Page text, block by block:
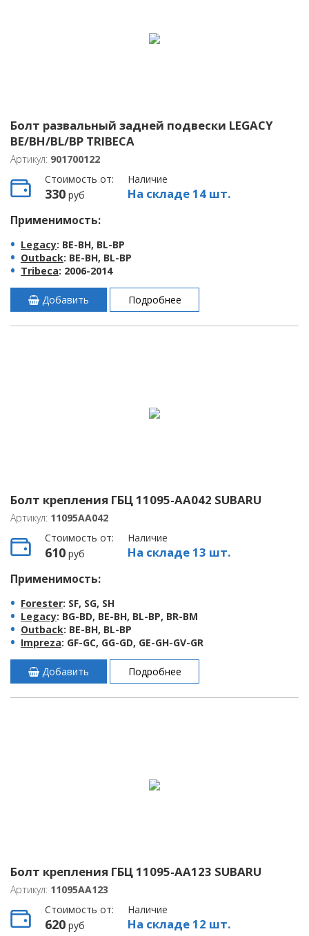
Болт развальный задней подвески LEGACY
BE/BH/BL/BP TRIBECA
Артикул: 901700122
Стоимость от:
330 руб
Наличие
На складе 14 шт.
Применимость:
Legacy: BE-BH, BL-BP
Outback: BE-BH, BL-BP
Tribeca: 2006-2014
Добавить Подробнее
Болт крепления ГБЦ 11095-AA042 SUBARU
Артикул: 11095AA042
Стоимость от:
610 руб
Наличие
На складе 13 шт.
Применимость:
Forester: SF, SG, SH
Legacy: BG-BD, BE-BH, BL-BP, BR-BM
Outback: BE-BH, BL-BP
Impreza: GF-GC, GG-GD, GE-GH-GV-GR
Добавить Подробнее
Болт крепления ГБЦ 11095-AA123 SUBARU
Артикул: 11095AA123
Стоимость от:
620 руб
Наличие
На складе 12 шт.